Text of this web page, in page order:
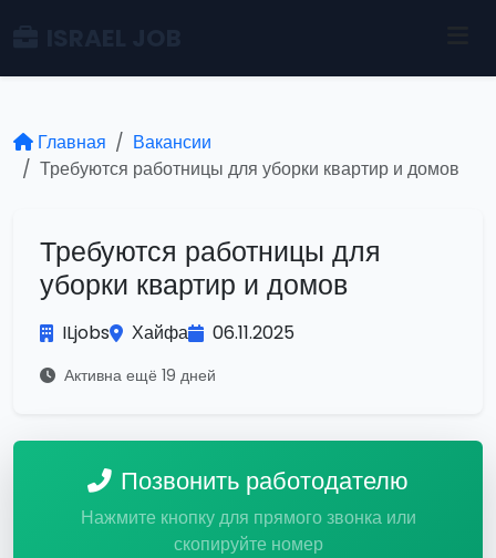
Главная
Вакансии
Требуются работницы для уборки квартир и домов
Требуются работницы для
уборки квартир и домов
ILjobs Хайфа 06.11.2025
Активна ещё 19 дней
Позвонить работодателю
Нажмите кнопку для прямого звонка или
скопируйте номер